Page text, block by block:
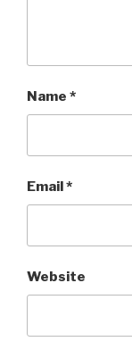
Name *
Email*
Website